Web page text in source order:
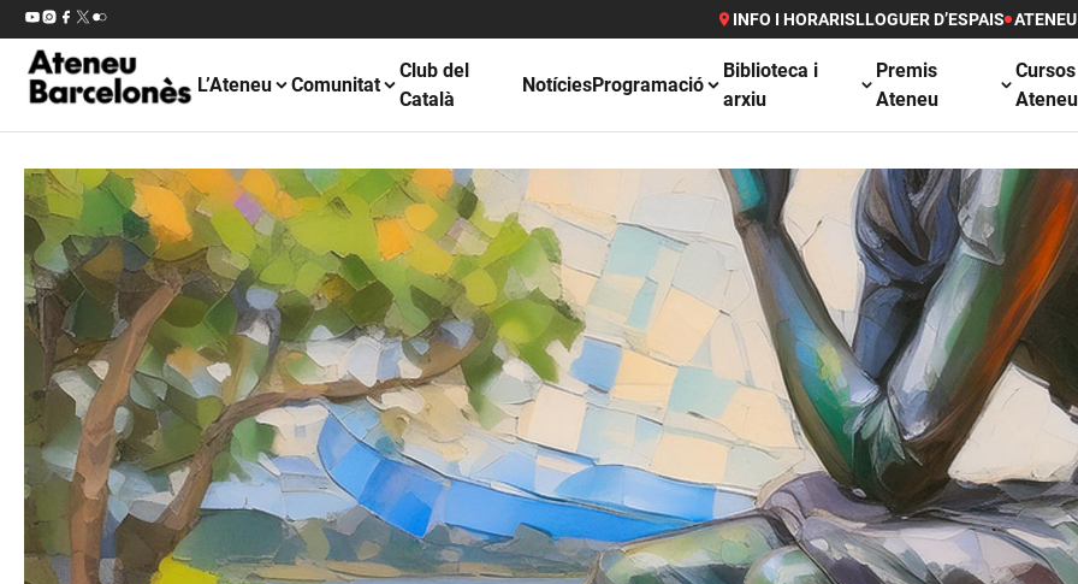
INFO I HORARISLLOGUER D’ESPAIS
L’Ateneu Comunitat
Club del
Català
NotíciesProgramació
Biblioteca i
arxiu
Premis
Ateneu
Ateneu